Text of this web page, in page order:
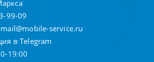
99-09
mail@mobile-service.ru
в Telegram
19:00